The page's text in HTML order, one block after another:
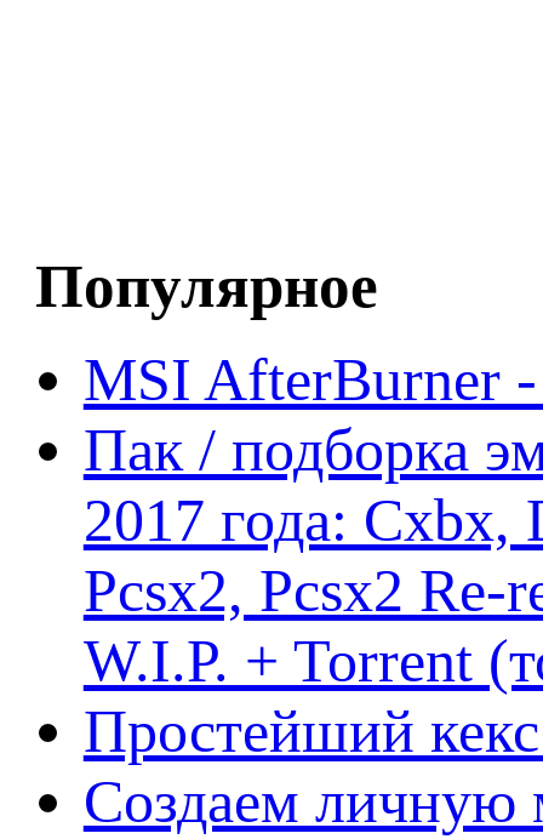
Популярное
MSI AfterBurner
Пак / подборка
2017 года:
Pcsx2, Pcsx2
W.I.P. + Torrent
Простейший кекс
Создаем личную